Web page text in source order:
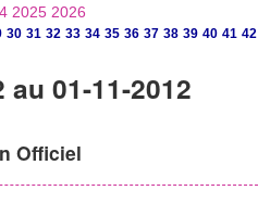
2025 2026
30 31 32 33 34 35 36 37 38 39 40 41 42
au 01-11-2012
Officiel